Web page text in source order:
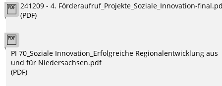
241209 - 4. Förderaufruf_Projekte_Soziale_Innovation-
(PDF)
PI 70_Soziale Innovation_Erfolgreiche Regionalentwicklung aus
und für Niedersachsen.pdf
(PDF)